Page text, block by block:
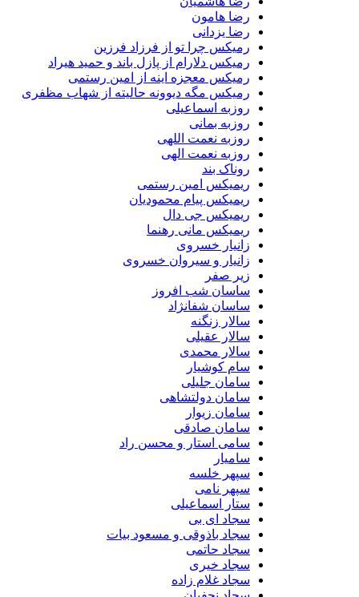
رضا هامون
رضا یزدانی
رمیکس چرا تو از فرزاد فرزین
رمیکس دلارام از پازل باند و حمید هیراد
رمیکس معجزه اینه از امین رستمی
رمیکس مگه دیوونه حالیته از شهاب مظفری
روزبه اسماعیلی
روزبه بمانی
روزبه نعمت اللهی
روزبه نعمت الهی
روناک بند
ریمیکس امین رستمی
ریمیکس پیام محمودیان
ریمیکس جی دال
ریمیکس مانی رهنما
زانیار خسروی
زانیار و سیروان خسروی
زیر صفر
ساسان شب افروز
ساسان شفانژاد
سالار زنگنه
سالار عقیلی
سالار محمدی
سام کوشیار
سامان جلیلی
سامان دولتشاهی
سامان زیوار
سامان صادقی
سامی استار و محسن راد
سامیار
سپهر خلسه
سپهر نامی
ستار اسماعیلی
سجاد ای بی
سجاد باذوقی و مسعود بیات
سجاد حاتمی
سجاد خیری
سجاد غلام زاده